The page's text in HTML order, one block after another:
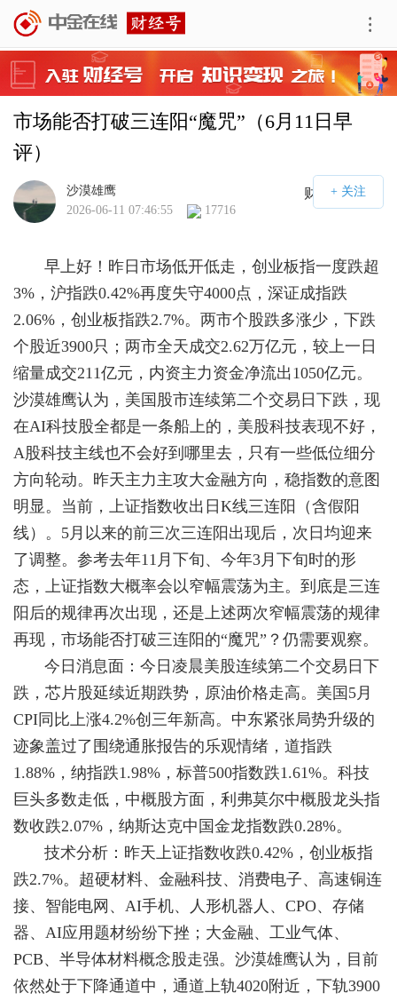
市场能否打破三连阳“魔咒”（6月11日早
评）
财经号APP
沙漠雄鹰
2026-06-11 07:46:55
17716
早上好！昨日市场低开低走，创业板指一度跌超
3%，沪指跌0.42%再度失守4000点，深证成指跌
2.06%，创业板指跌2.7%。两市个股跌多涨少，下跌
个股近3900只；两市全天成交2.62万亿元，较上一日
缩量成交211亿元，内资主力资金净流出1050亿元。
沙漠雄鹰认为，美国股市连续第二个交易日下跌，现
在AI科技股全都是一条船上的，美股科技表现不好，
A股科技主线也不会好到哪里去，只有一些低位细分
方向轮动。昨天主力主攻大金融方向，稳指数的意图
明显。当前，上证指数收出日K线三连阳（含假阳
线）。5月以来的前三次三连阳出现后，次日均迎来
了调整。参考去年11月下旬、今年3月下旬时的形
态，上证指数大概率会以窄幅震荡为主。到底是三连
阳后的规律再次出现，还是上述两次窄幅震荡的规律
再现，市场能否打破三连阳的“魔咒”？仍需要观察。
今日消息面：今日凌晨美股连续第二个交易日下
跌，芯片股延续近期跌势，原油价格走高。美国5月
CPI同比上涨4.2%创三年新高。中东紧张局势升级的
迹象盖过了围绕通胀报告的乐观情绪，道指跌
1.88%，纳指跌1.98%，标普500指数跌1.61%。科技
巨头多数走低，中概股方面，利弗莫尔中概股龙头指
数收跌2.07%，纳斯达克中国金龙指数跌0.28%。
技术分析：昨天上证指数收跌0.42%，创业板指
跌2.7%。超硬材料、金融科技、消费电子、高速铜连
接、智能电网、AI手机、人形机器人、CPO、存储
器、AI应用题材纷纷下挫；大金融、工业气体、
PCB、半导体材料概念股走强。沙漠雄鹰认为，目前
依然处于下降通道中，通道上轨4020附近，下轨3900